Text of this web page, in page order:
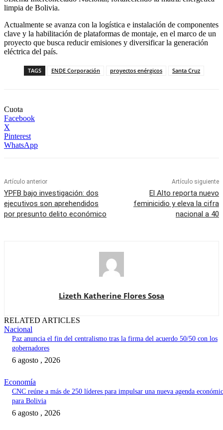
limpia de Bolivia.
Actualmente se avanza con la logística e instalación de componentes
clave y la habilitación de plataformas de montaje, en el marco de un
proyecto que busca reducir emisiones y diversificar la generación
eléctrica del país.
TAGS ENDE Corporación proyectos enérgicos Santa Cruz
Cuota
Facebook
X
Pinterest
WhatsApp
Artículo anterior
YPFB bajo investigación: dos
ejecutivos son aprehendidos
por presunto delito económico
Artículo siguiente
El Alto reporta nuevo
feminicidio y eleva la cifra
nacional a 40
Lizeth Katherine Flores Sosa
RELATED ARTICLES
Nacional
Paz anuncia el fin del centralismo tras la firma del acuerdo 50/50 con los
gobernadores
6 agosto , 2026
Economía
CNC reúne a más de 250 líderes para impulsar una nueva agenda
para Bolivia
6 agosto , 2026